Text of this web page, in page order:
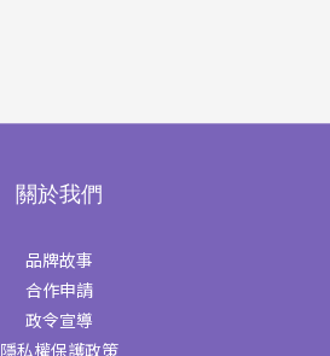
關於我們
品牌故事
合作申請
政令宣導
隱私權保護政策